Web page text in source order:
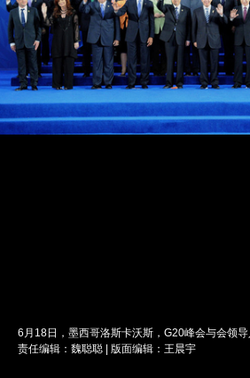
6月18日，墨西哥洛斯卡沃斯，G20峰会与会领导
责任编辑：魏聪聪 | 版面编辑：王晨宇